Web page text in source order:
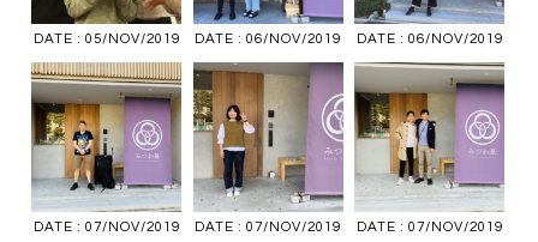
DATE : 05/NOV/2019 DATE : 06/NOV/2019 DATE : 06/NOV/2019
DATE : 07/NOV/2019 DATE : 07/NOV/2019 DATE : 07/NOV/2019